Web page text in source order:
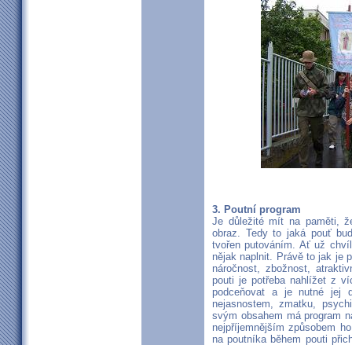
3. Poutní program
Je důležité mít na paměti,
obraz. Tedy to jaká pouť
tvořen putováním. Ať už
nějak naplnit. Právě to jak je
náročnost, zbožnost,
pouti je potřeba nahlížet z
podceňovat a je nutné jej
nejasnostem, zmatku,
svým obsahem má program
nejpříjemnějším způsobem
na poutníka během pouti